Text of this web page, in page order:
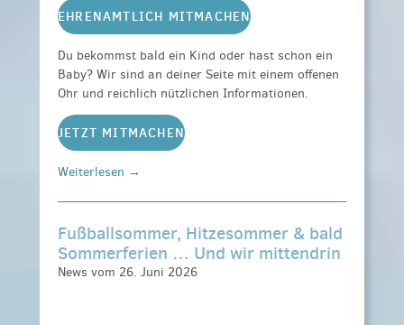
EHRENAMTLICH MITMACHEN
Du bekommst bald ein Kind oder hast schon ein
Baby? Wir sind an deiner Seite mit einem offenen
Ohr und reichlich nützlichen Informationen.
JETZT MITMACHEN
Weiterlesen →
Fußballsommer, Hitzesommer & bald
Sommerferien … Und wir mittendrin
News vom 26. Juni 2026